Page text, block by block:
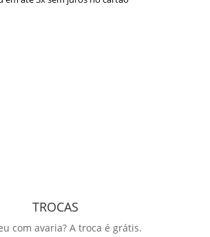
TROCAS
com avaria? A troca é grátis.